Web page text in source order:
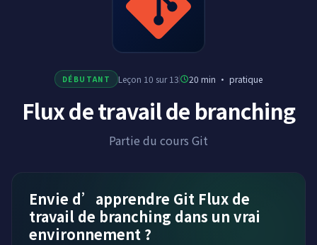
DÉBUTANT Leçon 10 sur 13 20 min ·pratique
Flux de travail de branching
Partie du cours Git
Envie d’apprendre Git Flux de
travail de branching dans un vrai
environnement ?